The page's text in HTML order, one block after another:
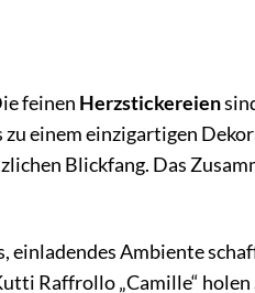
feinen Herzstickereien
zu einem einzigartigen
Blickfang. Das
einladendes Ambiente
Raffrollo „Camille“ holen